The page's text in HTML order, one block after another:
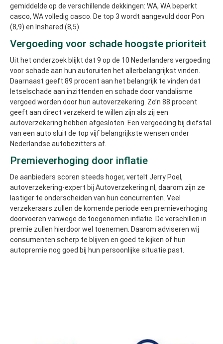
gemiddelde op de verschillende dekkingen: WA, WA beperkt
casco, WA volledig casco. De top 3 wordt aangevuld door Pon
(8,9) en Inshared (8,5).
Vergoeding voor schade hoogste prioriteit
Uit het onderzoek blijkt dat 9 op de 10 Nederlanders vergoeding
voor schade aan hun autoruiten het allerbelangrijkst vinden.
Daarnaast geeft 89 procent aan het belangrijk te vinden dat
letselschade aan inzittenden en schade door vandalisme
vergoed worden door hun autoverzekering. Zo’n 88 procent
geeft aan direct verzekerd te willen zijn als zij een
autoverzekering hebben afgesloten. Een vergoeding bij diefstal
van een auto sluit de top vijf belangrijkste wensen onder
Nederlandse autobezitters af.
Premieverhoging door inflatie
De aanbieders scoren steeds hoger, vertelt Jerry Poel,
autoverzekering-expert bij Autoverzekering.nl, daarom zijn ze
lastiger te onderscheiden van hun concurrenten. Veel
verzekeraars zullen de komende periode een premieverhoging
doorvoeren vanwege de toegenomen inflatie. De verschillen in
premie zullen hierdoor wel toenemen. Daarom adviseren wij
consumenten scherp te blijven en goed te kijken of hun
autopremie nog goed bij hun persoonlijke situatie past.